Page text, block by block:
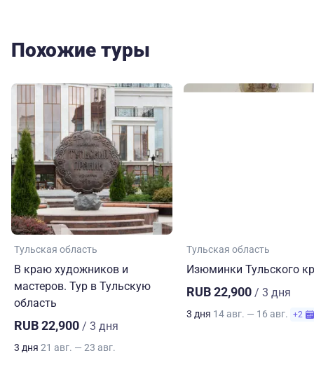
Похожие туры
Тульская область
В краю художников и
мастеров. Тур в Тульскую
область
RUB 22,900 / 3 дня
3 дня 21 авг. — 23 авг.
Тульская область
Изюминки Тульского
RUB 22,900 / 3 дня
3 дня 14 авг. — 16 авг. +2